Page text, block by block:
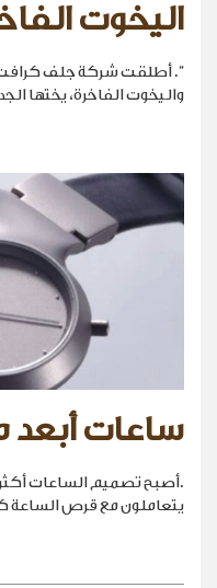
اليخوت
". أطلقت شركة جلف كرافت،
واليخوت الفاخرة، يختها
ساعات
.أصبح تصميم الساعات أكثر
يتعاملون مع قرص الساعة